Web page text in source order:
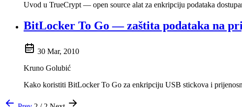
Uvod u TrueCrypt — open source alat za enkripciju podataka
BitLocker To Go — zaštita podataka na
30 Mar, 2010
Kruno Golubić
Kako koristiti BitLocker To Go za enkripciju USB stickova i